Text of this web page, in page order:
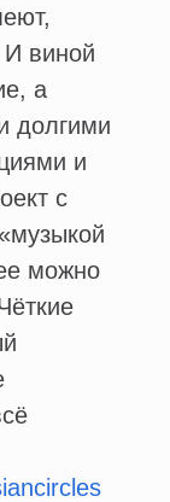
И виной
а
долгими
и
с
можно